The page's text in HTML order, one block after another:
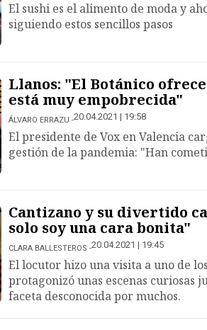
El sushi es el alimento de moda y
siguiendo estos sencillos pasos
Llanos: "El Botánico
está muy empobrecida"
ÁLVARO ERRAZU 20.04.2021 | 19:58
El presidente de Vox en Valencia
gestión de la pandemia: "Han
Cantizano y su divertido
solo soy una cara bonita"
CLARA BALLESTEROS 20.04.2021 | 19:45
El locutor hizo una visita a uno de
protagonizó unas escenas curiosas
faceta desconocida por muchos.